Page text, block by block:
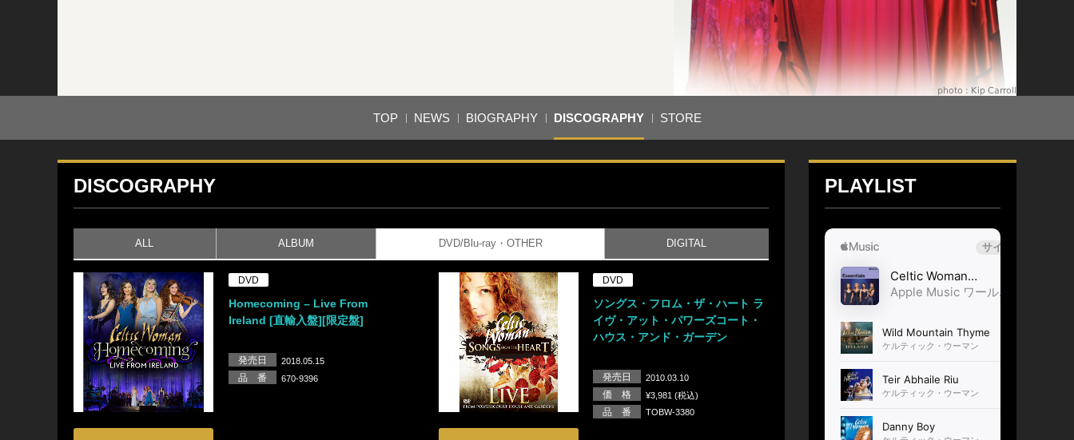
TOP NEWS BIOGRAPHY DISCOGRAPHY STORE
DISCOGRAPHY
ALL ALBUM DVD/Blu-ray・OTHER DIGITAL
DVD
Homecoming – Live From
Ireland [直輸入盤][限定盤]
発売日 2018.05.15
品 番 670-9396
DVD
ソングス・フロム・ザ・ハート ラ
イヴ・アット・パワーズコート・
ハウス・アンド・ガーデン
発売日 2010.03.10
価 格 ¥3,981 (税込)
品 番 TOBW-3380
PLAYLIST